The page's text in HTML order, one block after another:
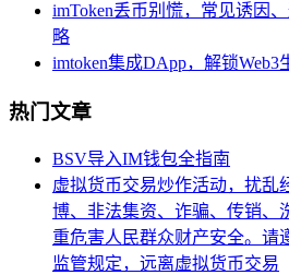
imToken丢币别慌，常见诱因
略
imtoken集成DApp，解锁Web3
热门文章
BSV导入IM钱包全指南
虚拟货币交易炒作活动，扰乱
博、非法集资、诈骗、传销、
重危害人民群众财产安全。请
监管规定，远离虚拟货币交易